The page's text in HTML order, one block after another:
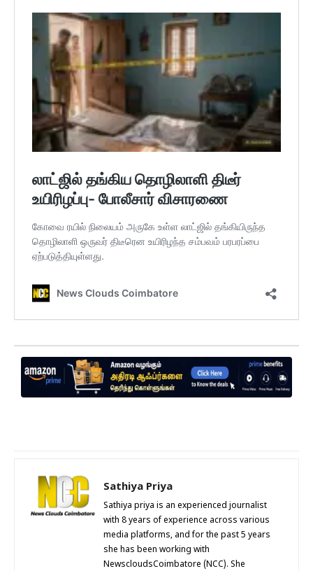
Sathiya Priya
Sathiya priya is an experienced journalist
with 8 years of experience across various
media platforms, and for the past 5 years
she has been working with
NewscloudsCoimbatore (NCC). She